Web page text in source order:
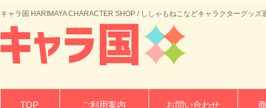
キャラ国 HARIMAYA CHARACTER SHOP / ししゃもねこなどキャラクターグッズ
TOP ご利用案内 お問い合わせ